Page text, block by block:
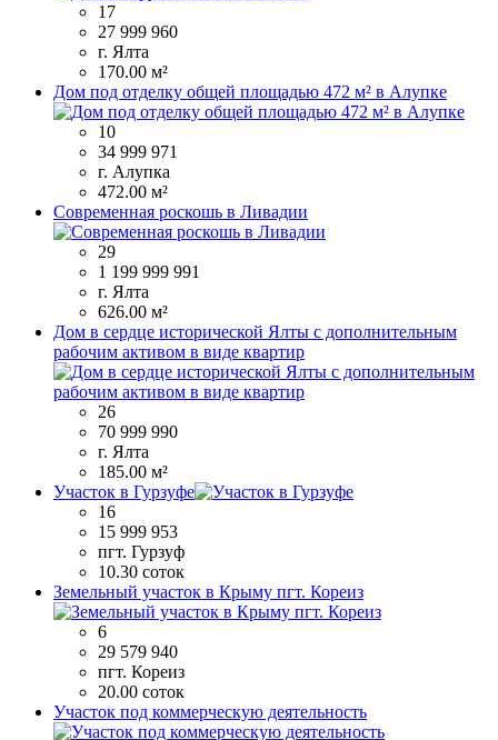
17
27 999 960
г. Ялта
170.00 м²
Дом под отделку общей площадью 472 м² в Алупке
10
34 999 971
г. Алупка
472.00 м²
Современная роскошь в Ливадии
29
1 199 999 991
г. Ялта
626.00 м²
Дом в сердце исторической Ялты с дополнительным
рабочим активом в виде квартир
26
70 999 990
г. Ялта
185.00 м²
Участок в Гурзуфе
16
15 999 953
пгт. Гурзуф
10.30 соток
Земельный участок в Крыму пгт. Кореиз
6
29 579 940
пгт. Кореиз
20.00 соток
Участок под коммерческую деятельность